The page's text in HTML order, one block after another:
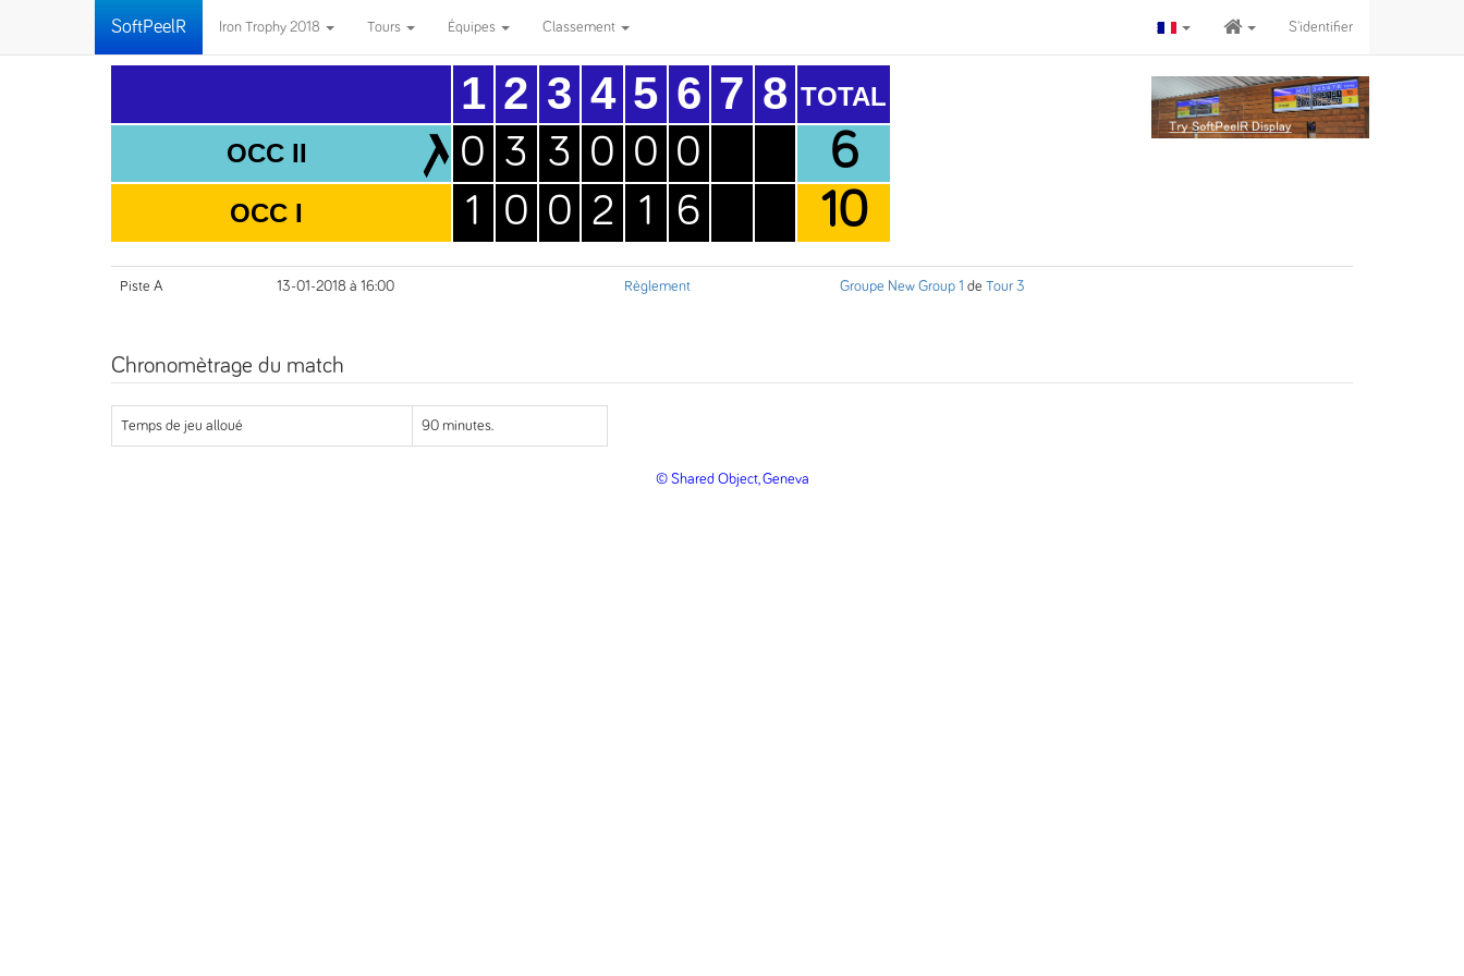
SoftPeelR Iron Trophy 2018 Tours Équipes Classement S'identifier
OCC II
OCC I
1
0
1
2
3
0
3
3
0
4
0
2
5
0
1
6
0
6
7 8 TOTAL
6
10
Piste A 13-01-2018 à 16:00 Règlement Groupe New Group 1 de Tour 3
Chronomètrage du match
Temps de jeu alloué 90 minutes.
© Shared Object, Geneva